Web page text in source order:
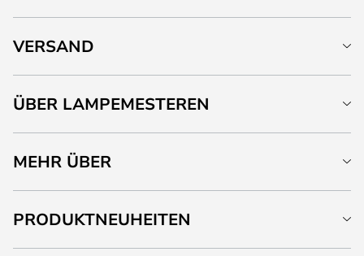
VERSAND
ÜBER LAMPEMESTEREN
MEHR ÜBER
PRODUKTNEUHEITEN